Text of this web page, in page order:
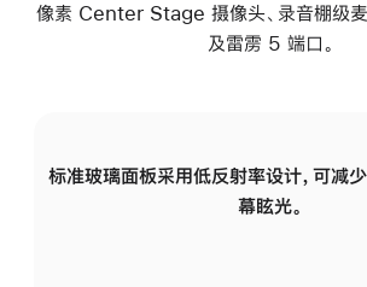
像素 Center Stage 摄像头、录音棚级麦
及雷雳 5 端口。
标准玻璃面板采用低反射率设计，可减
幕眩光。